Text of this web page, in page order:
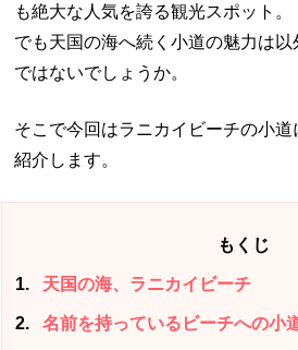
も絶大な人気を誇る観光スポット。
でも天国の海へ続く小道の魅力は
ではないでしょうか。
そこで今回はラニカイビーチの小
紹介します。
もくじ
1 天国の海、ラニカイビーチ
2 名前を持っているビーチへの小